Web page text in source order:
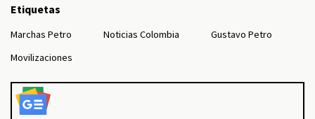
Etiquetas
Marchas Petro Noticias Colombia
Gustavo Petro
Movilizaciones